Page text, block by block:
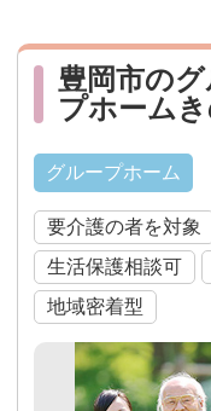
豊岡市の
プホーム
グループホーム
要介護の者を対象
生活保護相談可
地域密着型